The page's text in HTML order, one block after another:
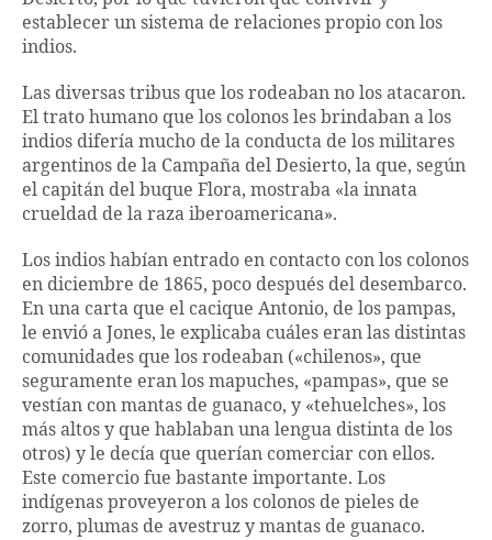
establecer un sistema de relaciones propio con los
indios.
Las diversas tribus que los rodeaban no los atacaron.
El trato humano que los colonos les brindaban a los
indios difería mucho de la conducta de los militares
argentinos de la Campaña del Desierto, la que, según
el capitán del buque Flora, mostraba «la innata
crueldad de la raza iberoamericana».
Los indios habían entrado en contacto con los colonos
en diciembre de 1865, poco después del desembarco.
En una carta que el cacique Antonio, de los pampas,
le envió a Jones, le explicaba cuáles eran las distintas
comunidades que los rodeaban («chilenos», que
seguramente eran los mapuches, «pampas», que se
vestían con mantas de guanaco, y «tehuelches», los
más altos y que hablaban una lengua distinta de los
otros) y le decía que querían comerciar con ellos.
Este comercio fue bastante importante. Los
indígenas proveyeron a los colonos de pieles de
zorro, plumas de avestruz y mantas de guanaco.